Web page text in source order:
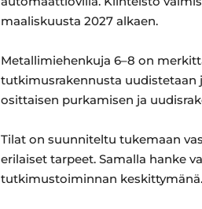
maaliskuusta 2027 alkaen.
Metallimiehenkuja 6–8 on
tutkimusrakennusta uudistetaan
osittaisen purkamisen ja
Tilat on suunniteltu tukemaan
erilaiset tarpeet. Samalla hanke
tutkimustoiminnan keskittymänä.